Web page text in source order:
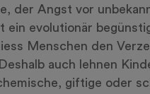
der Angst vor
ein evolutionär
Menschen den
auch lehnen
giftige oder